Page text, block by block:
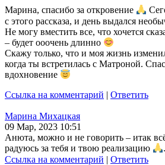
Марина, спасибо за откровение
с этого рассказа, и день выдался
Не могу вместить все, что хочется
– будет ооочень длинно
Скажу только, что и моя жизнь
когда ты встретилась с Матроной.
вдохновение
Ссылка на комментарий | Ответить
Марина Михацкая
09 Мар, 2023 10:51
Анюта, можно и не говорить – итак
радуюсь за тебя и твою реализацию
.
Ссылка на комментарий | Ответить